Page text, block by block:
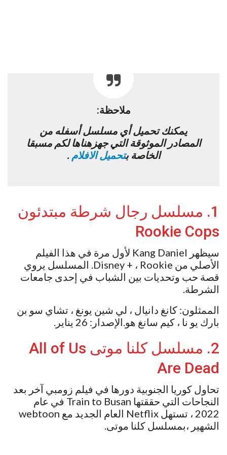
ملاحظة:
يمكنك تحميل أي مسلسل أسفله من
المصادر الموثوقة التي جهزهناها لكم مسبقا
الخاصة بتحميل الافلام .
1. مسلسل رجال شرطة مبتدئون
Rookie Cops
سيظهر Kang Daniel لأول مرة في هذا الفيلم
الأصلي من Disney + ، Rookie. المسلسل يروي
قصة حب وتحديات بين الشباب في إحدى جامعات
الشرطة.
الممثلون: كانغ دانيال ، لي شين يونغ ، تشاي سو بن
بارك يو نا ، كيم سانغ هو.الإصدار: 26 يناير.
2. مسلسل كلنا موتى All of Us
Are Dead
تحاول كوريا الجنوبية دورها في فيلم زومبي آخر بعد
النجاحات التي حققتها Train to Busan في عام
2022 ، تستهل Netflix العام الجديد مع webtoon
الشهير ،بمسلسل كلنا موتى.